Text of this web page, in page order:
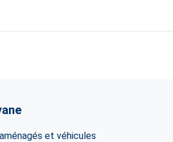
et véhicules